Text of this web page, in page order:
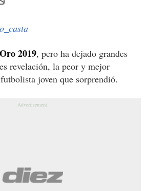
2019, pero ha dejado grandes
revelación, la peor y mejor
joven que sorprendió.